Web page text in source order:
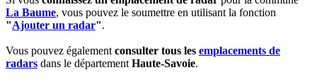
La Baume, vous pouvez le soumettre en utilisant la fonction
"Ajouter un radar".
Vous pouvez égalementconsulter tous les emplacements de
radars dans le départementHaute-Savoie.